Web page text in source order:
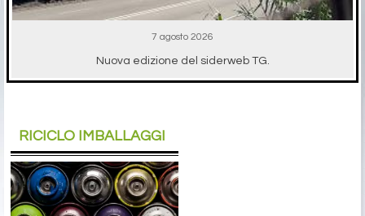
7 agosto 2026
Nuova edizione del siderweb TG.
RICICLO IMBALLAGGI